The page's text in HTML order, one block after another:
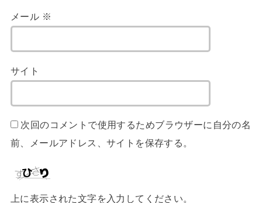
メール ※
サイト
次回のコメントで使用するためブラウザーに自分の名
前、メールアドレス、サイトを保存する。
上に表示された文字を入力してください。